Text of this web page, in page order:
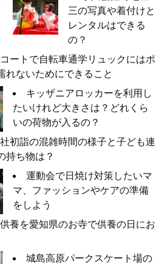
三の写真や着付けと
レンタルはできる
の？
ートで自転車通学リュックにはポ
れないためにできること
キッザニアロッカーを利用し
たいけれど大きさは？どれくら
いの荷物が入るの？
初詣の混雑時間の様子と子ども連
持ち物は？
運動会で日焼け対策したいマ
マ、ファッションやケアの準備
をしよう
養を愛知県のお寺で供養の日にお
城島高原パークスケート場の